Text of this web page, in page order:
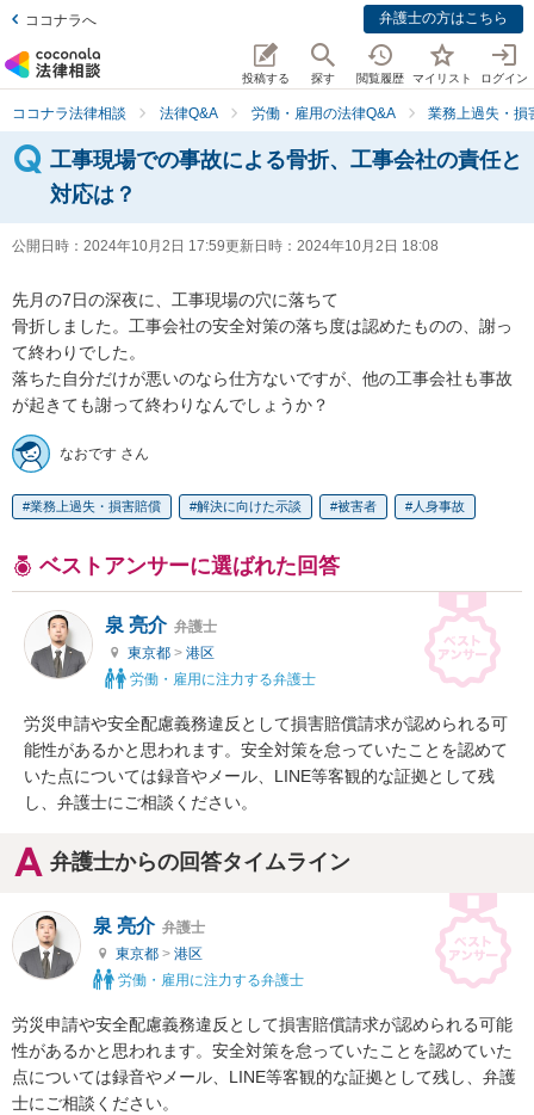
ココナラへ 弁護士の方はこちら
投稿する 探す 閲覧履歴 マイリスト ログイン
ココナラ法律相談 法律Q&A 労働・雇用の法律Q&A 業務上過失・損
工事現場での事故による骨折、工事会社の責任と
対応は？
公開日時： 2024年10月2日 17:59更新日時： 2024年10月2日 18:08
先月の7日の深夜に、工事現場の穴に落ちて
骨折しました。工事会社の安全対策の落ち度は認めたものの、謝っ
て終わりでした。
落ちた自分だけが悪いのなら仕方ないですが、他の工事会社も事故
が起きても謝って終わりなんでしょうか？
なおです さん
業務上過失・損害賠償 解決に向けた示談 被害者 人身事故
ベストアンサーに選ばれた回答
泉 亮介 弁護士
東京都 > 港区
労働・雇用に注力する弁護士
労災申請や安全配慮義務違反として損害賠償請求が認められる可
能性があるかと思われます。安全対策を怠っていたことを認めて
いた点については録音やメール、LINE等客観的な証拠として残
し、弁護士にご相談ください。
弁護士からの回答タイムライン
泉 亮介 弁護士
東京都 > 港区
労働・雇用に注力する弁護士
労災申請や安全配慮義務違反として損害賠償請求が認められる可能
性があるかと思われます。安全対策を怠っていたことを認めていた
点については録音やメール、LINE等客観的な証拠として残し、弁護
士にご相談ください。